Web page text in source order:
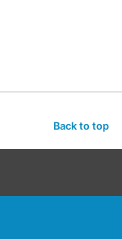
Back to top